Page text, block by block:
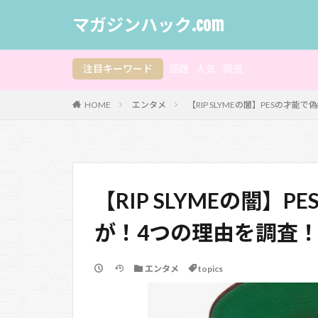
マガジンハック.com
注目キーワード
HOME エンタメ 【RIP SLYMEの闇】PESの才能
【RIP SLYMEの闇】
が！4つの理由を調査
エンタメ topics